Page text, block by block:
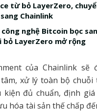
từ bỏ LayerZero,
Chainlink
nghệ Bitcoin bọc
bỏ LayerZero mở rộng
của Chainlink sẽ
xử lý toàn bộ chuỗi
đủ chuẩn, định
hóa tài sản thế chấp